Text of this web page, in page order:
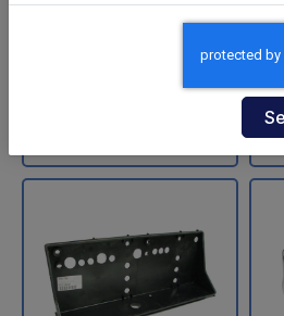
Code: 11711Z
+VAT